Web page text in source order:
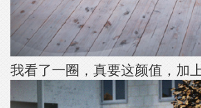
我看了一圈，真要这颜值，加